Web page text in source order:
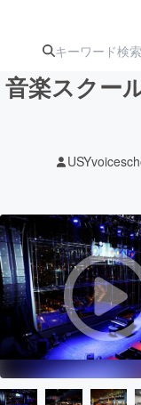
ターン
アート
テクノロ
映像・
ビジネ
音楽スクー